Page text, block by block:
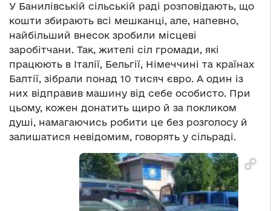
У Банилівській сільській раді розповідають, що
кошти збирають всі мешканці, але, напевно,
найбільший внесок зробили місцеві
заробітчани. Так, жителі сіл громади, які
працюють в Італії, Бельгії, Німеччині та країнах
Балтії, зібрали понад 10 тисяч євро. А один із
них відправив машину від себе особисто. При
цьому, кожен донатить щиро й за покликом
душі, намагаючись робити це без розголосу й
залишатися невідомим, говорять у сільраді.